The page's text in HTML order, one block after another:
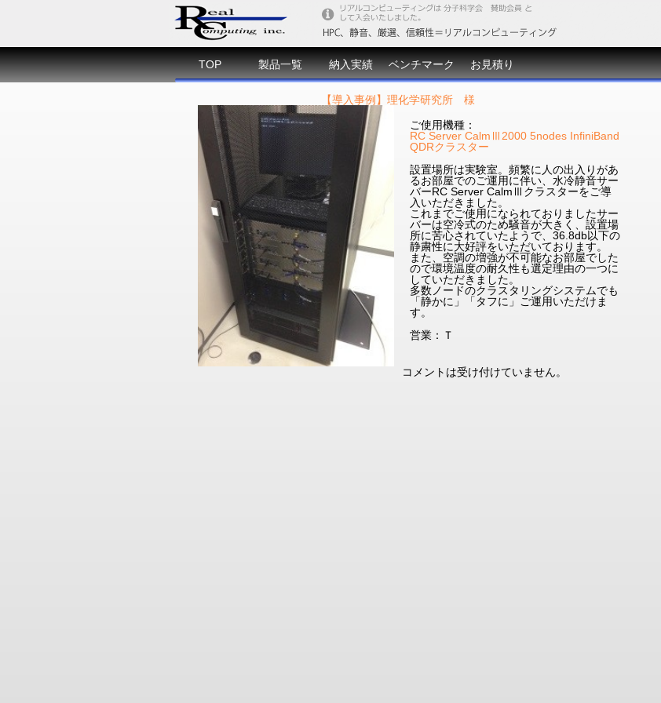
TOP 製品一覧 納入実績 ベンチマーク お見積り
【導入事例】理化学研究所 様
ご使用機種：
RC Server CalmⅢ2000 5nodes InfiniBand
QDRクラスター
設置場所は実験室。頻繁に人の出入りがあ
るお部屋でのご運用に伴い、水冷静音サー
バーRC Server CalmⅢクラスターをご導
入いただきました。
これまでご使用になられておりましたサー
バーは空冷式のため騒音が大きく、設置場
所に苦心されていたようで、36.8db以下の
静粛性に大好評をいただいております。
また、空調の増強が不可能なお部屋でした
ので環境温度の耐久性も選定理由の一つに
していただきました。
多数ノードのクラスタリングシステムでも
「静かに」「タフに」ご運用いただけま
す。
営業：Ｔ
コメントは受け付けていません。